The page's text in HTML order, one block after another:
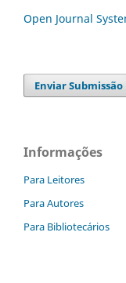
Open Journal
Enviar Submissão
Informações
Para Leitores
Para Autores
Para Bibliotecários